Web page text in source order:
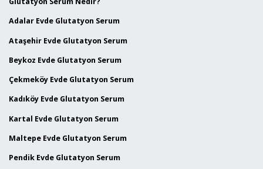
Adalar Evde Glutatyon Serum
Ataşehir Evde Glutatyon Serum
Beykoz Evde Glutatyon Serum
Çekmeköy Evde Glutatyon Serum
Kadıköy Evde Glutatyon Serum
Kartal Evde Glutatyon Serum
Maltepe Evde Glutatyon Serum
Pendik Evde Glutatyon Serum